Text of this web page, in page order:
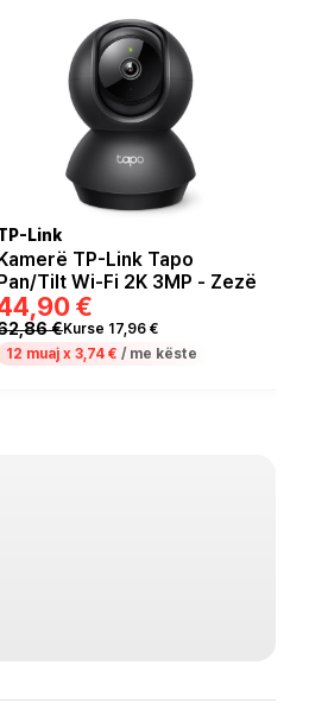
Link
TP-Link Tapo
Tilt Wi-Fi 2K 3MP - Zezë
€
€Kurse 17,96 €
12 muaj x 3,74 € / me këste